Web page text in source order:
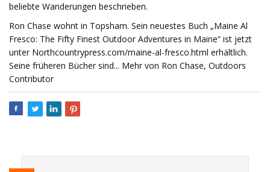
beliebte Wanderungen beschrieben.
Ron Chase wohnt in Topsham. Sein neuestes Buch „Maine Al
Fresco: The Fifty Finest Outdoor Adventures in Maine“ ist jetzt
unter Northcountrypress.com/maine-al-fresco.html erhältlich.
Seine früheren Bücher sind... Mehr von Ron Chase, Outdoors
Contributor